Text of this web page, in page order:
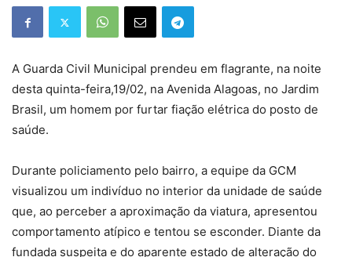
A Guarda Civil Municipal prendeu em flagrante, na noite
desta quinta-feira,19/02, na Avenida Alagoas, no Jardim
Brasil, um homem por furtar fiação elétrica do posto de
saúde.
Durante policiamento pelo bairro, a equipe da GCM
visualizou um indivíduo no interior da unidade de saúde
que, ao perceber a aproximação da viatura, apresentou
comportamento atípico e tentou se esconder. Diante da
fundada suspeita e do aparente estado de alteração do